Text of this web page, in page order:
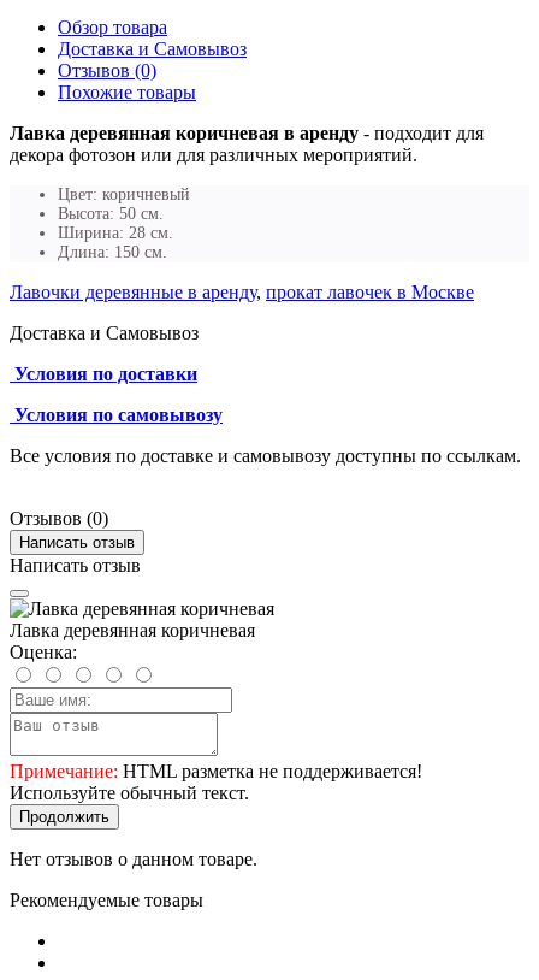
Обзор товара
Доставка и Самовывоз
Отзывов (0)
Похожие товары
Лавка деревянная коричневая в аренду - подходит для
декора фотозон или для различных мероприятий.
Цвет: коричневый
Высота: 50 см.
Ширина: 28 см.
Длина: 150 см.
Лавочки деревянные в аренду, прокат лавочек в Москве
Доставка и Самовывоз
Условия по доставки
Условия по самовывозу
Все условия по доставке и самовывозу доступны по ссылкам.
Отзывов (0)
Написать отзыв
Написать отзыв
Лавка деревянная коричневая
Оценка:
Примечание: HTML разметка не поддерживается!
Используйте обычный текст.
Продолжить
Нет отзывов о данном товаре.
Рекомендуемые товары